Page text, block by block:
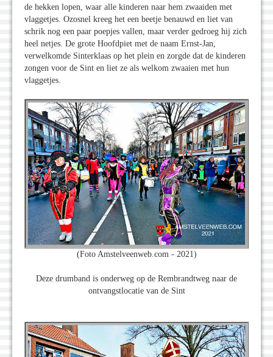
de hekken lopen, waar alle kinderen naar hem zwaaiden met
vlaggetjes. Ozosnel kreeg het een beetje benauwd en liet van
schrik nog een paar poepjes vallen, maar verder gedroeg hij zich
heel netjes. De grote Hoofdpiet met de naam Ernst-Jan,
verwelkomde Sinterklaas op het plein en zorgde dat de kinderen
zongen voor de Sint en liet ze als welkom zwaaien met hun
vlaggetjes.
(Foto Amstelveenweb.com - 2021)
Deze drumband is onderweg op de Rembrandtweg naar de
ontvangstlocatie van de Sint